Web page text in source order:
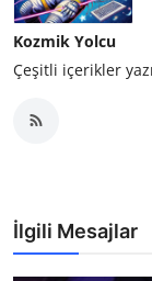
Kozmik Yolcu
Çeşitli içerikler
İlgili Mesajlar